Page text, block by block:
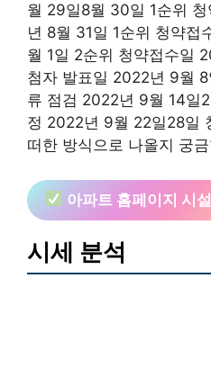
월 29일8월 30일 1순위
년 8월 31일 1순위 청약접
월 1일 2순위 청약접수일
첨자 발표일 2022년 9월
류 점검 2022년 9월 14일
정 2022년 9월 22일28일
떠한 방식으로 나올지 궁
아파트 홈페이지 시설
시세 분석